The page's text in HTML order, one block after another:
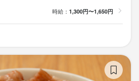
時給： 1,300円〜1,650円